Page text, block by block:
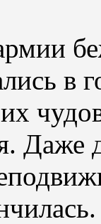
в
Даже